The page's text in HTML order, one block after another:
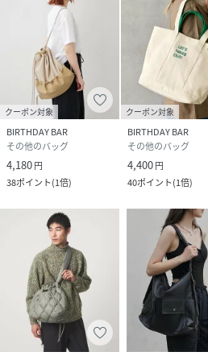
クーポン対象
BIRTHDAY BAR
その他のバッグ
4,180円
38ポイント(1倍)
クーポン対象
BIRTHDAY BAR
その他のバッグ
4,400円
40ポイント(1倍)